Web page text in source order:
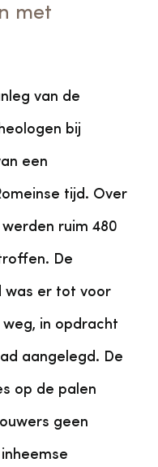
met
van de
bij
een
tijd. Over
ruim 480
De
was er tot voor
in opdracht
aangelegd. De
op de palen
geen